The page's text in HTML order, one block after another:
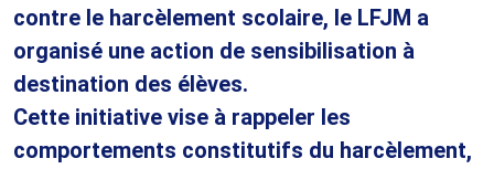
contre le harcèlement scolaire, le LFJM a
organisé une action de sensibilisation à
destination des élèves.
Cette initiative vise à rappeler les
comportements constitutifs du harcèlement,